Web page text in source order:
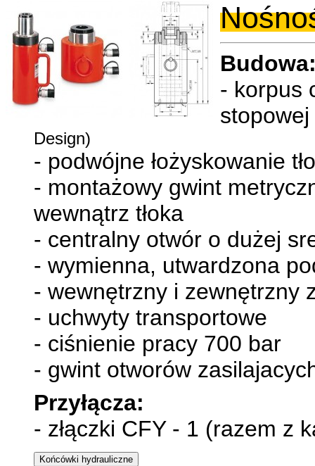
- korpus
Design)
- podwójne łożyskowanie
- montażowy gwint
wewnątrz tłoka
- centralny otwór o dużej
- wymienna, utwardzona
- wewnętrzny i zewnętrzny
- uchwyty transportowe
- ciśnienie pracy 700 bar
- gwint otworów
Przyłącza:
- złączki CFY - 1 (razem z